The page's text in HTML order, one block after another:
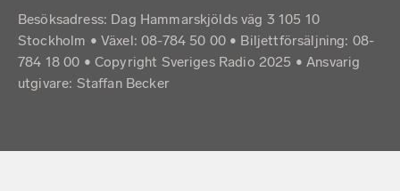
Besöksadress: Dag Hammarskjölds väg 3 105 10
Stockholm • Växel: 08-784 50 00 • Biljettförsäljning: 08-
784 18 00 • Copyright Sveriges Radio 2025 •Ansvarig
utgivare: Staffan Becker